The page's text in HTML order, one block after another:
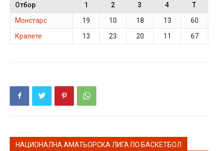
Отбор 1 2 3 4
T
Монстарс
19 10 18 13
60
Кралете
13 23 20 11 67
НАЦИОНАЛНА АМАТЬОРСКА ЛИГА ПО БАСКЕТБОЛ